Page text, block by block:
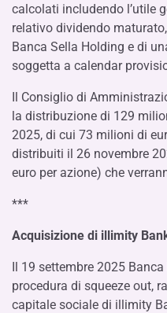
calcolati includendo l’utile
relativo dividendo
Banca Sella Holding e di
soggetta a calendar
Il Consiglio di
la distribuzione di 129
2025, di cui 73 milioni di
distribuiti il 26 novembre
euro per azione) che
***
Acquisizione di illimity
Il 19 settembre 2025
procedura di squeeze out,
capitale sociale di illimity